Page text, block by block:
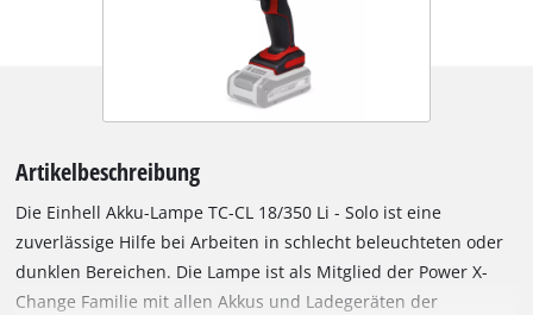
Artikelbeschreibung
Die Einhell Akku-Lampe TC-CL 18/350 Li - Solo ist eine
zuverlässige Hilfe bei Arbeiten in schlecht beleuchteten oder
dunklen Bereichen. Die Lampe ist als Mitglied der Power X-
Change Familie mit allen Akkus und Ladegeräten der